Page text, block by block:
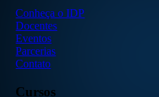
Conheça o IDP
Docentes
Eventos
Parcerias
Contato
Cursos